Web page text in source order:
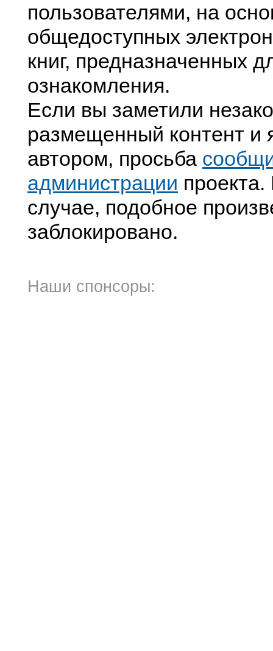
пользователями, на
общедоступных
книг, предназначенных
ознакомления.
Если вы заметили
размещенный контент и
автором, просьба
администрации
случае, подобное
заблокировано.
Наши спонсоры: